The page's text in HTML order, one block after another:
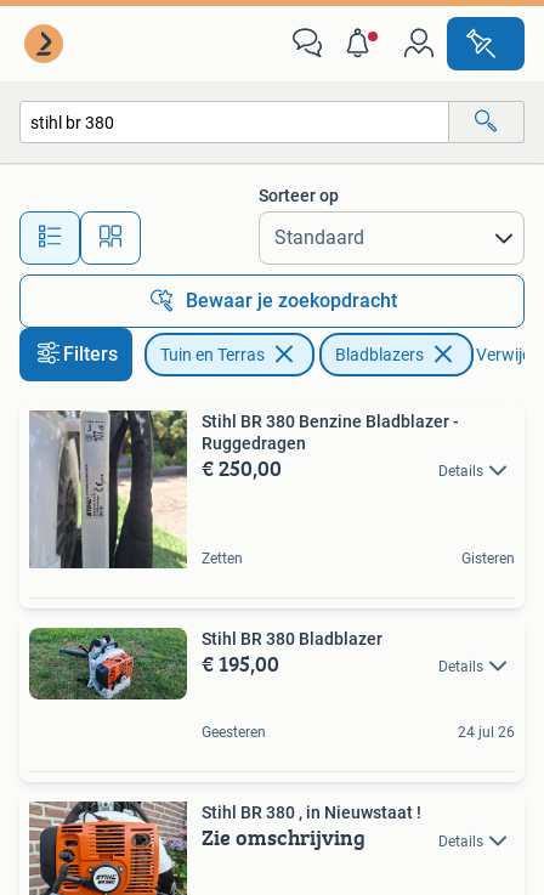
Alle afstanden…
Sorteer op
Bewaar je zoekopdracht
Filters Tuin en Terras Bladblazers
Stihl BR 380 Benzine Bladblazer -
Ruggedragen
€ 250,00 Details
Zetten Gisteren
Stihl BR 380 Bladblazer
€ 195,00 Details
Geesteren 24 jul 26
Stihl BR 380 , in Nieuwstaat !
Zie omschrijving Details